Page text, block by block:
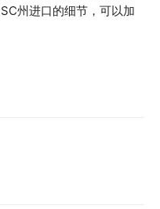
州进口的细节，可以加